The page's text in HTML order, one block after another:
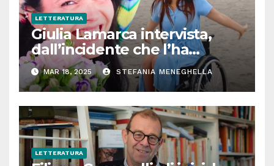
LETTERATURA
Giulia Lamarca intervista,
dall’incidente che l’ha
cambiata alla nuova vita in
giro per il mondo: “La
disabilità? Ecco cosa non
funziona”
MAR 18, 2025 STEFANIA MENEGHELLA
LETTERATURA